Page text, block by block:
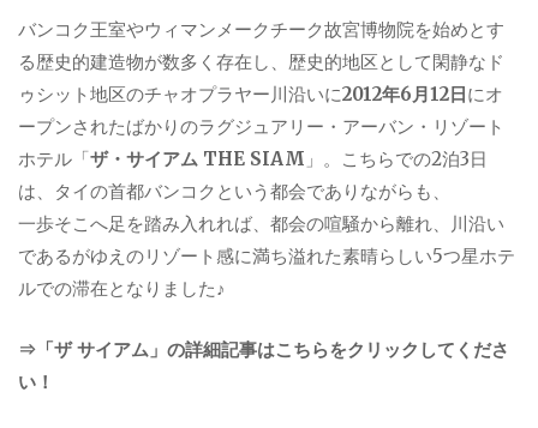
バンコク王室やウィマンメークチーク故宮博物院を始めとす
る歴史的建造物が数多く存在し、歴史的地区として閑静なド
ゥシット地区のチャオプラヤー川沿いに2012年6月12日にオ
ープンされたばかりのラグジュアリー・アーバン・リゾート
ホテル「ザ・サイアム THE SIAM 」。こちらでの2泊3日
は、タイの首都バンコクという都会でありながらも、
一歩そこへ足を踏み入れれば、都会の喧騒から離れ、川沿い
であるがゆえのリゾート感に満ち溢れた素晴らしい5つ星ホテ
ルでの滞在となりました♪
⇒「ザ サイアム」の詳細記事はこちらをクリックしてくださ
い！